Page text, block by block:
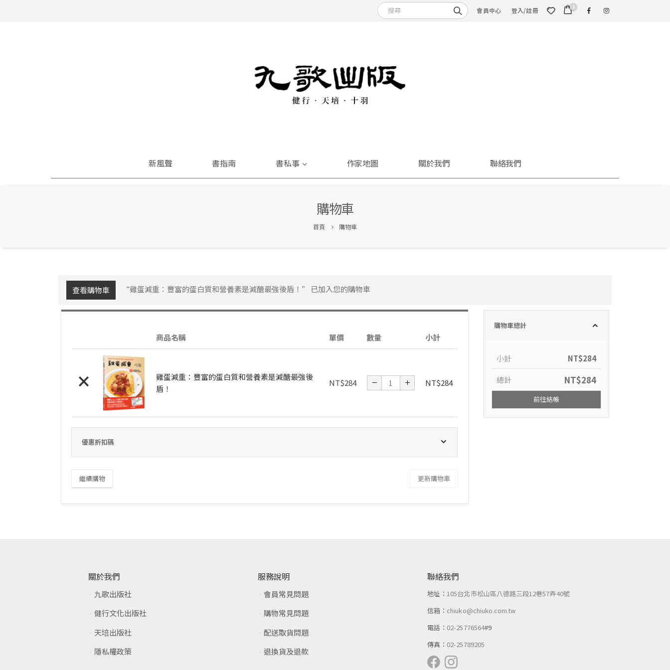
會員中心 登入/註冊 1
新風聲 書指南 書私事 作家地圖 關於我們 聯絡我們
購物車
首頁 購物車
查看購物車 “雞蛋減重：豐富的蛋白質和營養素是減醣最強後盾！” 已加入您的購物車
商品名稱 單價 數量 小計
×
雞蛋減重：豐富的蛋白質和營養素是減醣最強後
盾！
NT$284 NT$284
優惠折扣碼
繼續購物 更新購物車
購物車總計
小計 NT$284
總計 NT$284
前往結帳
關於我們
九歌出版社
健行文化出版社
天培出版社
隱私權政策
服務說明
會員常見問題
購物常見問題
配送取貨問題
退換貨及退款
聯絡我們
地址： 105台北市松山區八德路三段12巷57弄40號
信箱： chiuko@chiuko.com.tw
電話： 02-25776564#9
傳真： 02-25789205